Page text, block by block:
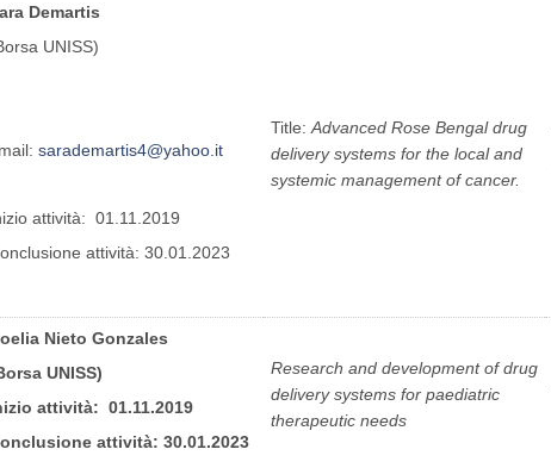
Demartis
UNISS)
sarademartis4@yahoo.it
attività: 01.11.2019
attività: 30.01.2023
Title: Advanced Rose Bengal drug
delivery systems for the local and
systemic management of cancer.
Nieto Gonzales
UNISS)
attività: 01.11.2019
attività: 30.01.2023
Research and development of drug
delivery systems for paediatric
therapeutic needs